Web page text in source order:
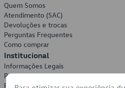
Quem Somos
Atendimento (SAC)
Devoluções e trocas
Perguntas Frequentes
Como comprar
Institucional
Informações Legais
Política de Privacidade
Política de Cookies